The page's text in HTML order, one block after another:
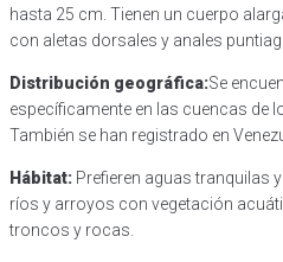
hasta 25 cm. Tienen un cuerpo
con aletas dorsales y anales
Distribución geográfica:Se
específicamente en las cuencas de
También se han registrado en
Hábitat: Prefieren aguas tranquilas
ríos y arroyos con vegetación
troncos y rocas.